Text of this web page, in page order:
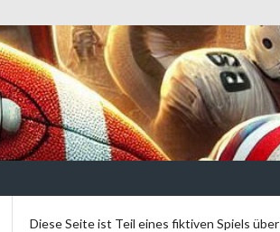
Diese Seite ist Teil eines fiktiven Spiels über